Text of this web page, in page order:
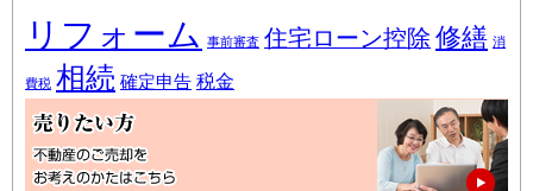
リフォーム 事前審査 住宅ローン控除 修繕 消
費税 相続 確定申告 税金